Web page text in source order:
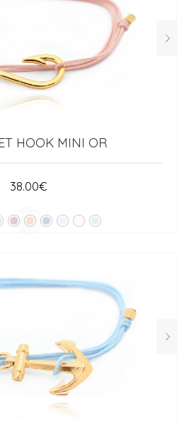
HOOK MINI OR
38.00€